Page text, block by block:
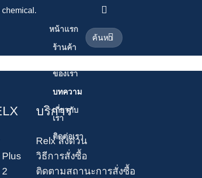
หน้าแรก
ร้านค้า
ของเรา
บทความ
เกี่ยวกับ
เรา
ติดต่อเรา
ค้นหา:
Plus
บริการ
Relx ส่งด่วน
วิธีการสั่งซื้อ
ติดตามสถานะการสั่งซื้อ